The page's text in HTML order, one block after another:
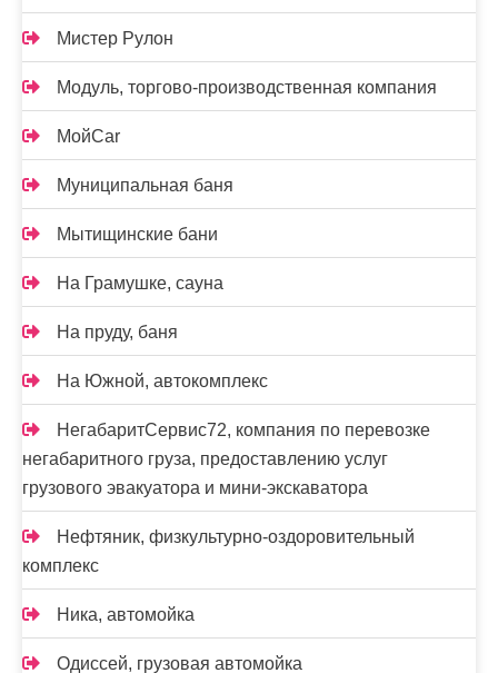
Мистер Рулон
Модуль, торгово-производственная компания
МойCar
Муниципальная баня
Мытищинские бани
На Грамушке, сауна
На пруду, баня
На Южной, автокомплекс
НегабаритСервис72, компания по перевозке
негабаритного груза, предоставлению услуг
грузового эвакуатора и мини-экскаватора
Нефтяник, физкультурно-оздоровительный
комплекс
Ника, автомойка
Одиссей, грузовая автомойка